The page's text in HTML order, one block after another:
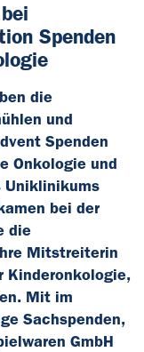
Spenden
die
und
Spenden
Onkologie und
Uniklinikums
bei der
die
Mitstreiterin
Kinderonkologie,
Mit im
Sachspenden,
GmbH